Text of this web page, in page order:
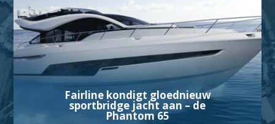
Fairline kondigt gloednieuw
sportbridge jacht aan – de
Phantom 65